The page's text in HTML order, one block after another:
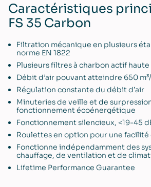
Caractéristiques
FS 35 Carbon
Filtration mécanique en plusieurs
norme EN 1822
Plusieurs filtres à charbon actif
Débit d’air pouvant atteindre 650
Régulation constante du débit d’air
Minuteries de veille et de
fonctionnement écoénergétique
Fonctionnement silencieux, <19-45
Roulettes en option pour une
Fonctionne indépendamment des
chauffage, de ventilation et de
Lifetime Performance Guarantee